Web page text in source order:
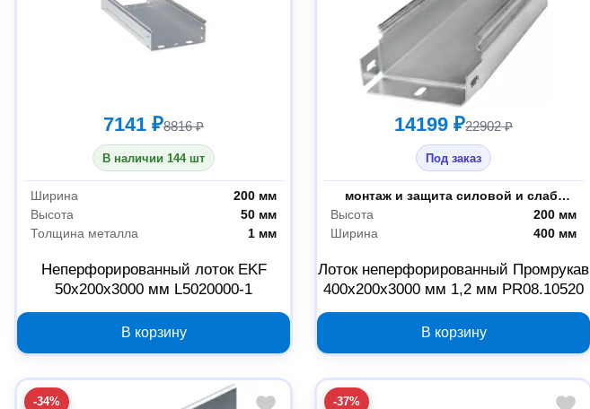
7141 ₽8816 ₽
В наличии 144 шт
Ширина
200 мм
Высота
50 мм
Толщина металла
1 мм
Неперфорированный лоток EKF
50x200x3000 мм L5020000-1
В корзину
14199 ₽22902 ₽
Под заказ
Назначение
монтаж и защита силовой и слаботочной проводки
Высота
200 мм
Ширина
400 мм
Лоток неперфорированный Промрукав
400x200x3000 мм 1,2 мм PR08.10520
В корзину
-34% -37%